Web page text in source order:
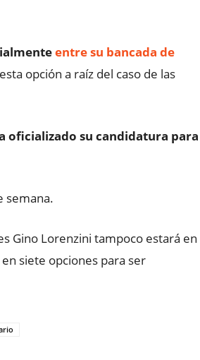
entre su bancada de
opción a raíz del caso de las
oficializado su candidatura para
semana.
Gino Lorenzini tampoco estará en
siete opciones para ser